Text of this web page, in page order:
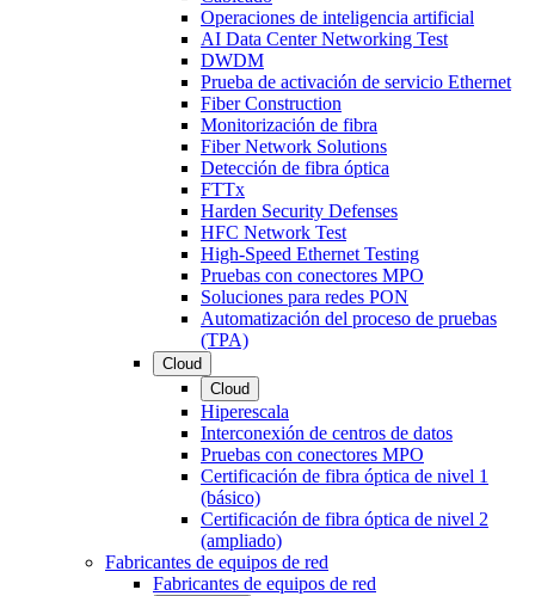
Operaciones de inteligencia artificial
AI Data Center Networking Test
DWDM
Prueba de activación de servicio Ethernet
Fiber Construction
Monitorización de fibra
Fiber Network Solutions
Detección de fibra óptica
FTTx
Harden Security Defenses
HFC Network Test
High-Speed Ethernet Testing
Pruebas con conectores MPO
Soluciones para redes PON
Automatización del proceso de pruebas
(TPA)
Cloud
Cloud
Hiperescala
Interconexión de centros de datos
Pruebas con conectores MPO
Certificación de fibra óptica de nivel 1
(básico)
Certificación de fibra óptica de nivel 2
(ampliado)
Fabricantes de equipos de red
Fabricantes de equipos de red